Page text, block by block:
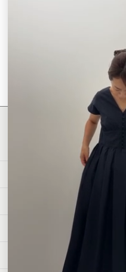
現在、この商品の
お
最
光文社70周年アニバーサリー
本屋さんへ行こう！キャンペーン